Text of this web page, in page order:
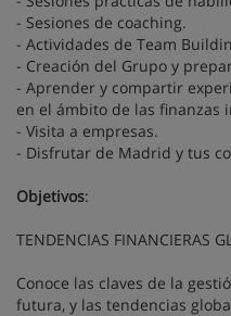
- Sesiones de coaching.
- Actividades de Team
- Creación del Grupo y
- Aprender y compartir
en el ámbito de las finanzas
- Visita a empresas.
- Disfrutar de Madrid y tus
Objetivos:
TENDENCIAS FINANCIERAS
Conoce las claves de la
futura, y las tendencias